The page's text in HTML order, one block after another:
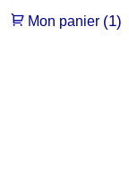
Mon panier (1)